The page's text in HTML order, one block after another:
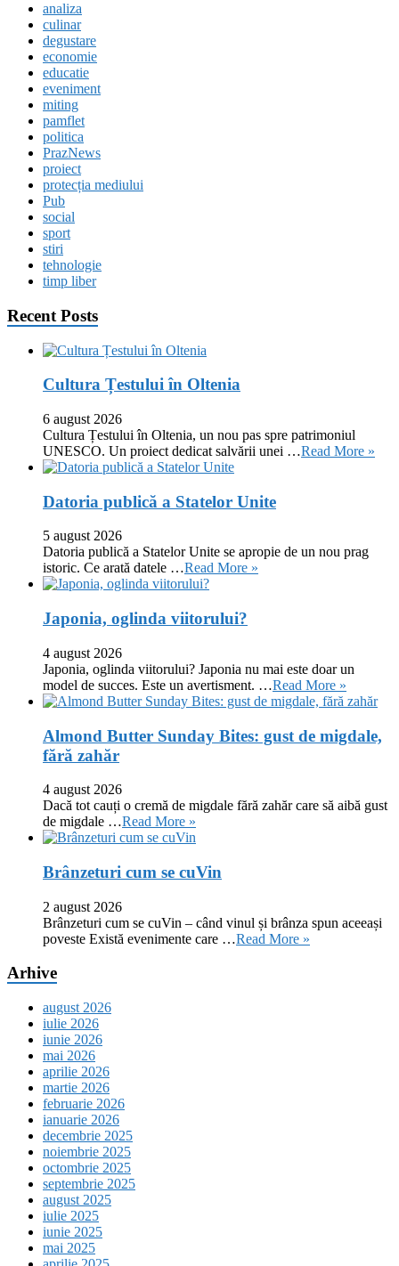
analiza
culinar
degustare
economie
educatie
eveniment
miting
pamflet
politica
PrazNews
proiect
protecția mediului
Pub
social
sport
stiri
tehnologie
timp liber
Recent Posts
Cultura Țestului în Oltenia
6 august 2026
Cultura Țestului în Oltenia, un nou pas spre patrimoniul
UNESCO. Un proiect dedicat salvării unei …Read More »
Datoria publică a Statelor Unite
5 august 2026
Datoria publică a Statelor Unite se apropie de un nou prag
istoric. Ce arată datele …Read More »
Japonia, oglinda viitorului?
4 august 2026
Japonia, oglinda viitorului? Japonia nu mai este doar un
model de succes. Este un avertisment. …Read More »
Almond Butter Sunday Bites: gust de migdale,
fără zahăr
4 august 2026
Dacă tot cauți o cremă de migdale fără zahăr care să aibă gust
de migdale …Read More »
Brânzeturi cum se cuVin
2 august 2026
Brânzeturi cum se cuVin – când vinul și brânza spun aceeași
poveste Există evenimente care …Read More »
Arhive
august 2026
iulie 2026
iunie 2026
mai 2026
aprilie 2026
martie 2026
februarie 2026
ianuarie 2026
decembrie 2025
noiembrie 2025
octombrie 2025
septembrie 2025
august 2025
iulie 2025
iunie 2025
mai 2025